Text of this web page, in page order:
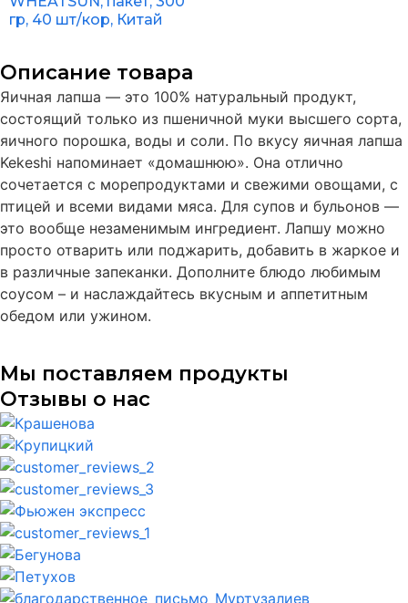
гр, 40 шт/кор, Китай
Описание товара
Яичная лапша — это 100% натуральный продукт,
состоящий только из пшеничной муки высшего сорта,
яичного порошка, воды и соли. По вкусу яичная лапша
Kekeshi напоминает «домашнюю». Она отлично
сочетается с морепродуктами и свежими овощами, с
птицей и всеми видами мяса. Для супов и бульонов —
это вообще незаменимым ингредиент. Лапшу можно
просто отварить или поджарить, добавить в жаркое и
в различные запеканки. Дополните блюдо любимым
соусом – и наслаждайтесь вкусным и аппетитным
обедом или ужином.
Мы поставляем продукты
Отзывы о нас